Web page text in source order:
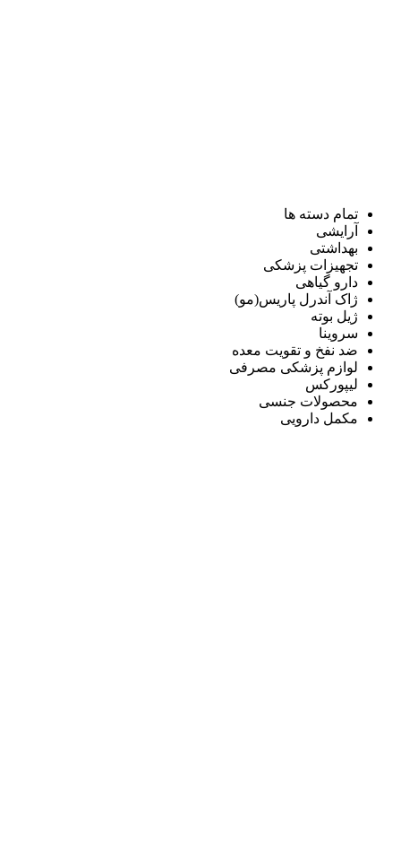
تمام دسته ها
آرایشی
بهداشتی
تجهیزات پزشکی
دارو گیاهی
ژاک آندرل پاریس(مو)
ژیل بوته
سروینا
ضد نفخ و تقویت معده
لوازم پزشکی مصرفی
لیپورکس
محصولات جنسی
مکمل دارویی